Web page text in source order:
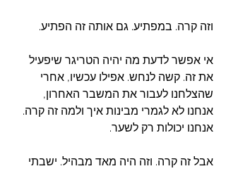
וזה קרה. במפתיע. גם אותה זה הפתיע.
אי אפשר לדעת מה יהיה הטריגר שיפעיל
את זה. קשה לנחש. אפילו עכשיו, אחרי
שהצלחנו לעבור את המשבר האחרון,
אנחנו לא לגמרי מבינות איך ולמה זה קרה.
אנחנו יכולות רק לשער.
אבל זה קרה. וזה היה מאד מבהיל. ישבתי